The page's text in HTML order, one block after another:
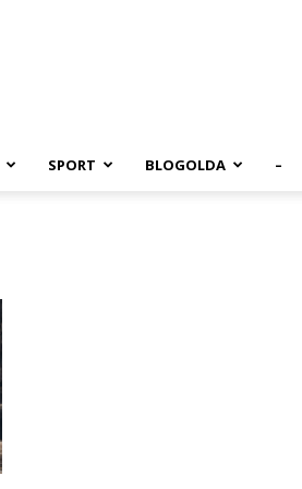
SPORT BLOGOLDA –